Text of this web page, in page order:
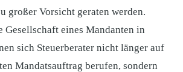
großer Vorsicht geraten werden.
Gesellschaft eines Mandanten in
sich Steuerberater nicht länger auf
Mandatsauftrag berufen, sondern